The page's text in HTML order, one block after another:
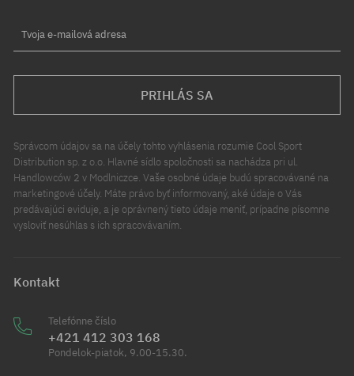
Tvoja e-mailová adresa
PRIHLÁS SA
Správcom údajov sa na účely tohto vyhlásenia rozumie Cool Sport
Distribution sp. z o.o. Hlavné sídlo spoločnosti sa nachádza pri ul.
Handlowców 2 v Modlniczce. Vaše osobné údaje budú spracovávané na
marketingové účely. Máte právo byť informovaný, aké údaje o Vás
predávajúci eviduje, a je oprávnený tieto údaje meniť, prípadne písomne
vysloviť nesúhlas s ich spracovávaním.
Kontakt
Telefónne číslo
+421 412 303 168
Pondelok-piatok, 9.00-15.30.